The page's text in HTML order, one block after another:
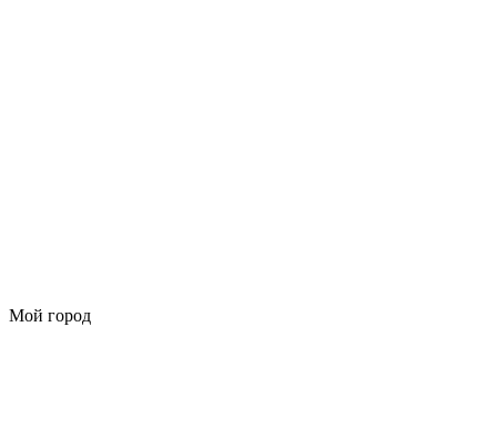
Мой город